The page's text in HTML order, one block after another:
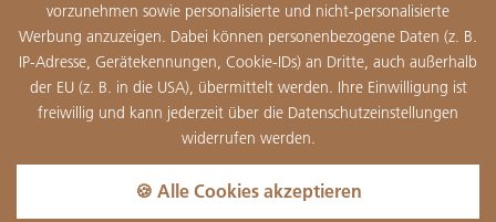
vorzunehmen sowie personalisierte und nicht-personalisierte
Werbung anzuzeigen. Dabei können personenbezogene Daten (z. B.
IP-Adresse, Gerätekennungen, Cookie-IDs) an Dritte, auch außerhalb
der EU (z. B. in die USA), übermittelt werden. Ihre Einwilligung ist
freiwillig und kann jederzeit über die Datenschutzeinstellungen
widerrufen werden.
🍪 Alle Cookies akzeptieren